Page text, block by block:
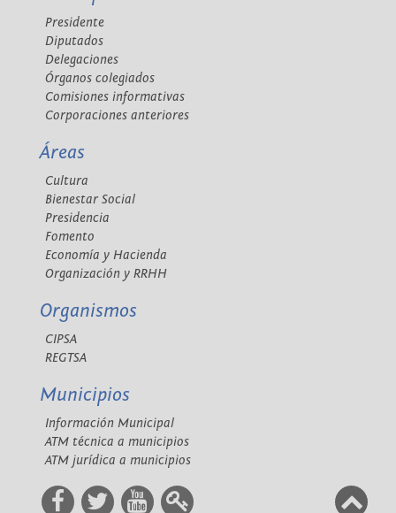
Presidente
Diputados
Delegaciones
Órganos colegiados
Comisiones informativas
Corporaciones anteriores
Áreas
Cultura
Bienestar Social
Presidencia
Fomento
Economía y Hacienda
Organización y RRHH
Organismos
CIPSA
REGTSA
Municipios
Información Municipal
ATM técnica a municipios
ATM jurídica a municipios